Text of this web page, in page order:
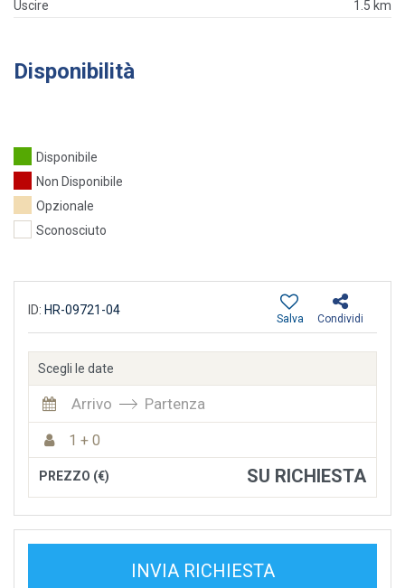
Uscire 1.5 km
Disponibilità
Disponibile
Non Disponibile
Opzionale
Sconosciuto
ID: HR-09721-04
Condividi
Salva
Scegli le date
Arrivo Partenza
1 + 0
PREZZO (€) SU RICHIESTA
INVIA RICHIESTA